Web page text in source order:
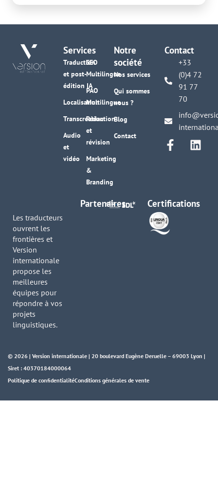
Services
Traduction
et post-
édition IA
Localisation
Transcréation
Audio
et
vidéo
SEO
Multilingue
PAO
Multilingue
Rédaction
et
révision
Marketing
&
Branding
Notre
société
Nos services
Qui sommes
nous ?
Blog
Contact
Contact
+33
(0)4 72
91 77
70
Les traducteurs
ouvrent les
frontières et
Version
internationale
propose les
meilleures
équipes pour
répondre à vos
projets
linguistiques.
Partenaires Certifications
© 2026 | Version internationale | 20 boulevard Eugène Deruelle – 69003 Lyon |
Siret : 40370184000064
Politique de confidentialitéConditions générales de vente